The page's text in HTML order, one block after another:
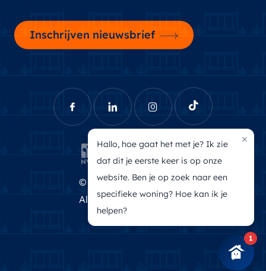
Inschrijven nieuwsbrief
© Brecheisen Makelaars
Algemene voorwaarden
Privacyverklaring
1
×
Hallo, hoe gaat het met je? Ik zie
dat dit je eerste keer is op onze
website. Ben je op zoek naar een
specifieke woning? Hoe kan ik je
helpen?